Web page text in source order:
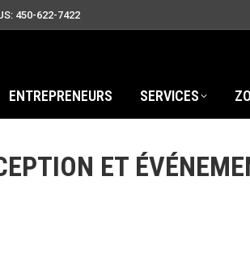
450-622-7422
ENTREPRENEURS SERVICES
ET